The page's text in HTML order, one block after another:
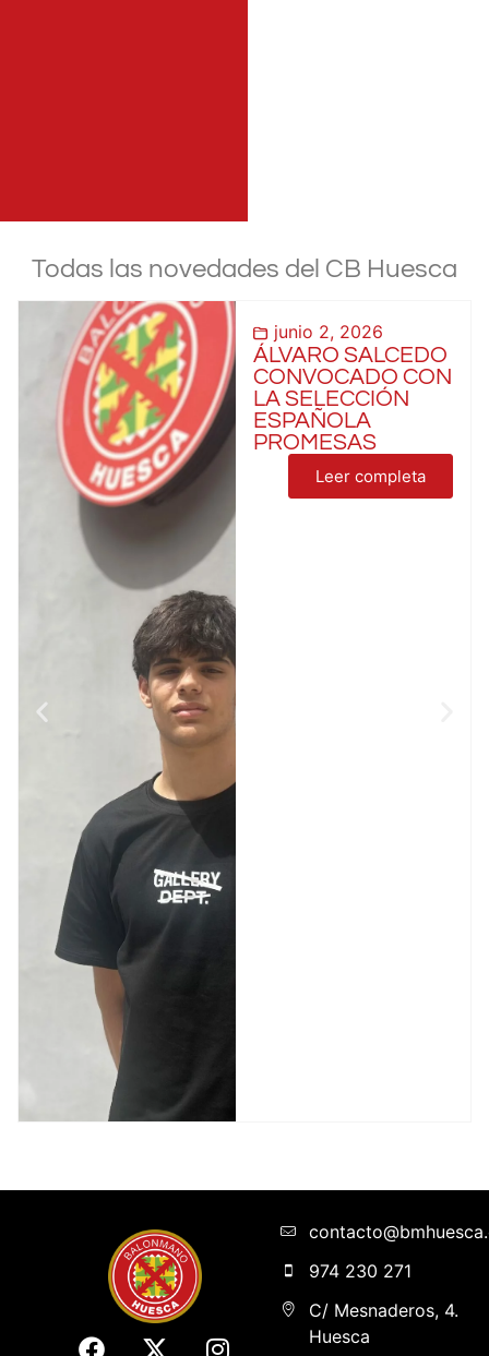
Todas las novedades del CB Huesca
junio 2, 2026
ÁLVARO SALCEDO
CONVOCADO CON
LA SELECCIÓN
ESPAÑOLA
PROMESAS
Leer completa
974 230 271
C/ Mesnaderos, 4.
Huesca